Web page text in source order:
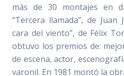
más de 30 montajes en
“Tercera llamada”, de
cara del viento”, de Félix
obtuvo los premios de:
de escena, actor,
varonil. En 1981 montó la